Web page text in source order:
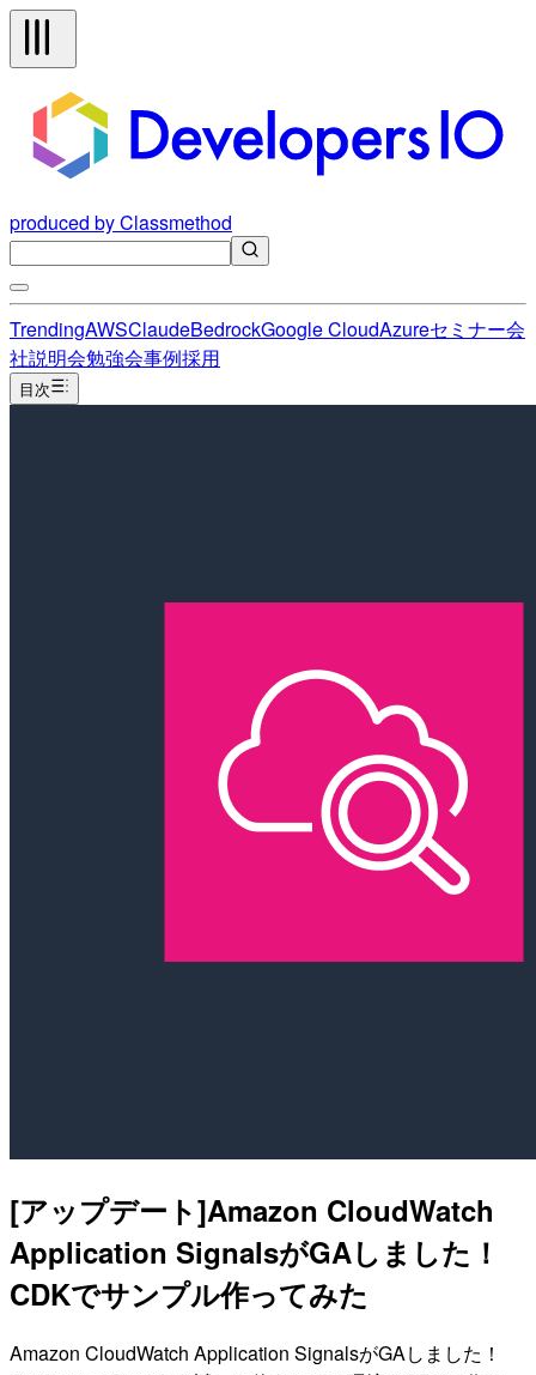
produced by Classmethod
TrendingAWSClaudeBedrockGoogle CloudAzureセミナー会
社説明会勉強会事例採用
目次
[アップデート]Amazon CloudWatch
Application SignalsがGAしました！
CDKでサンプル作ってみた
Amazon CloudWatch Application SignalsがGAしました！